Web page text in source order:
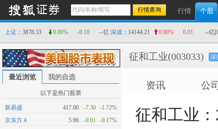
行情 个股
上证 ：3878.33 0.00% -0.10 --亿 深成 ：14144.21 0.00% 0.01 --亿
最近浏览 我的自选
以下是热门股票
新易盛 417.00 -7.30 -1.72%
京东方Ａ
5.96 -0.01
-0.17%
征和工业(003033) 深
资讯 公
征和工业